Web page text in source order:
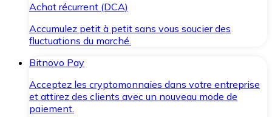
Achat récurrent (DCA)
Accumulez petit à petit sans vous soucier des
fluctuations du marché.
Bitnovo Pay
Acceptez les cryptomonnaies dans votre entreprise
et attirez des clients avec un nouveau mode de
paiement.